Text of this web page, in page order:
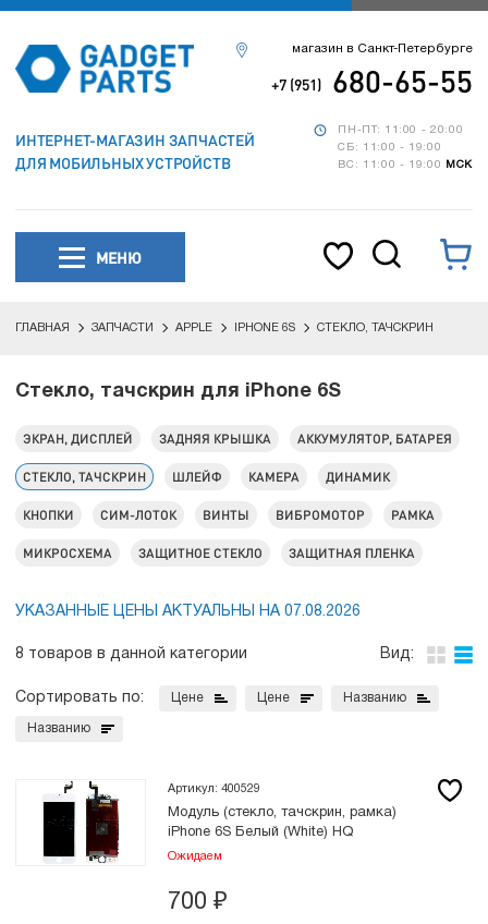
ИНТЕРНЕТ-МАГАЗИН ЗАПЧАСТЕЙ
ДЛЯ МОБИЛЬНЫХ УСТРОЙСТВ
ПН-ПТ: 11:00 - 20:00
СБ: 11:00 - 19:00
ВС: 11:00 - 19:00
МСК
магазин в Санкт-Петербурге
+7 (951) 680-65-55
МЕНЮ
ГЛАВНАЯ ЗАПЧАСТИ APPLE IPHONE 6S СТЕКЛО, ТАЧСКРИН
Стекло, тачскрин для iPhone 6S
ЭКРАН, ДИСПЛЕЙ ЗАДНЯЯ КРЫШКА АККУМУЛЯТОР, БАТАРЕЯ
СТЕКЛО, ТАЧСКРИН ШЛЕЙФ КАМЕРА ДИНАМИК
КНОПКИ СИМ-ЛОТОК ВИНТЫ ВИБРОМОТОР РАМКА
МИКРОСХЕМА ЗАЩИТНОЕ СТЕКЛО ЗАЩИТНАЯ ПЛЕНКА
УКАЗАННЫЕ ЦЕНЫ АКТУАЛЬНЫ НА 07.08.2026
8 товаров в данной категории Вид:
Сортировать по: Цене Цене Названию
Названию
Артикул: 400529
Модуль (стекло, тачскрин, рамка)
iPhone 6S Белый (White) HQ
Ожидаем
700 ₽